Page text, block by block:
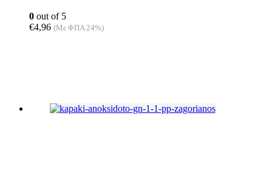
0 out of 5
€4,96 (Με ΦΠΑ 24%)